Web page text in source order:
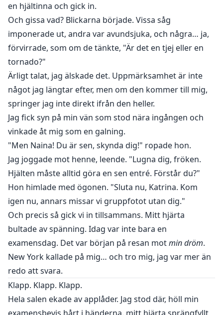
en hjältinna och gick in.
Och gissa vad? Blickarna började. Vissa såg
imponerade ut, andra var avundsjuka, och några… ja,
förvirrade, som om de tänkte, "Är det en tjej eller en
tornado?"
Ärligt talat, jag älskade det. Uppmärksamhet är inte
något jag längtar efter, men om den kommer till mig,
springer jag inte direkt ifrån den heller.
Jag fick syn på min vän som stod nära ingången och
vinkade åt mig som en galning.
"Men Naina! Du är sen, skynda dig!" ropade hon.
Jag joggade mot henne, leende. "Lugna dig, fröken.
Hjälten måste alltid göra en sen entré. Förstår du?"
Hon himlade med ögonen. "Sluta nu, Katrina. Kom
igen nu, annars missar vi gruppfotot utan dig."
Och precis så gick vi in tillsammans. Mitt hjärta
bultade av spänning. Idag var inte bara en
examensdag. Det var början på resan motmin dröm.
New York kallade på mig… och tro mig, jag var mer än
redo att svara.
Klapp. Klapp. Klapp.
Hela salen ekade av applåder. Jag stod där, höll min